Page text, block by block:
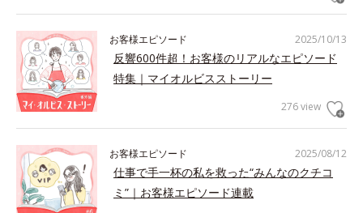
2025/10/13
お客様エピソード
反響600件超！お客様のリアルなエピソード
特集｜マイオルビスストーリー
276 view
2025/08/12
お客様エピソード
仕事で手一杯の私を救った“みんなのクチコ
ミ”｜お客様エピソード連載